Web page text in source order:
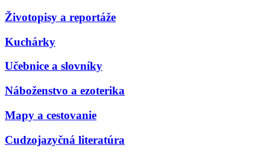
Životopisy a reportáže
Kuchárky
Učebnice a slovníky
Náboženstvo a ezoterika
Mapy a cestovanie
Cudzojazyčná literatúra